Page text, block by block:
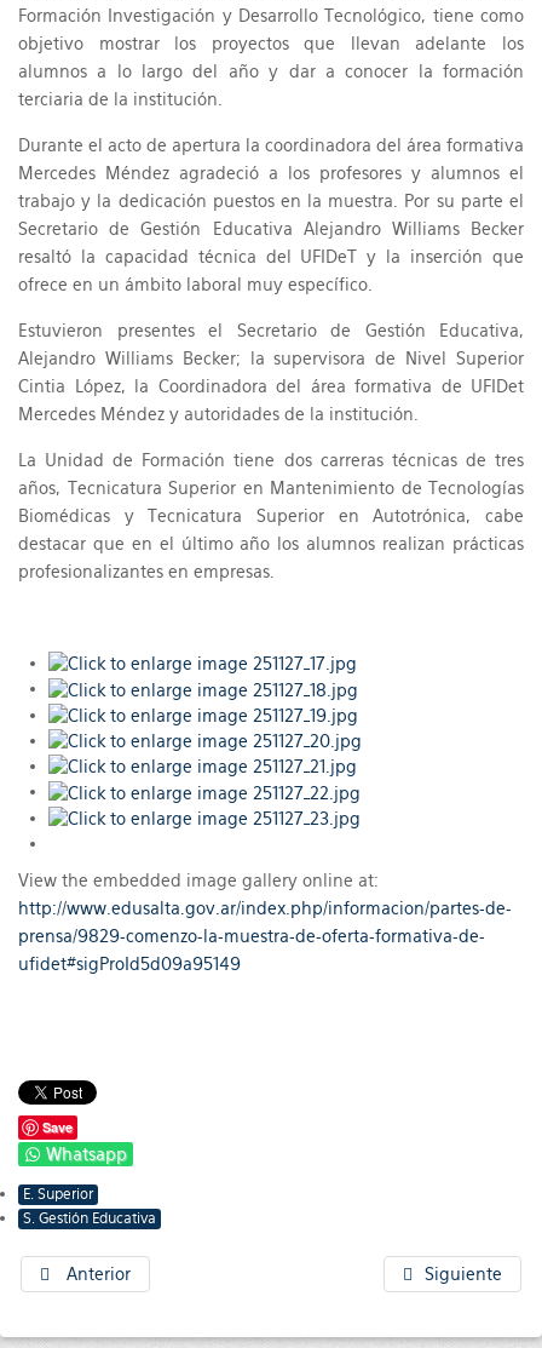
Formación Investigación y Desarrollo Tecnológico, tiene como
objetivo mostrar los proyectos que llevan adelante los
alumnos a lo largo del año y dar a conocer la formación
terciaria de la institución.
Durante el acto de apertura la coordinadora del área formativa
Mercedes Méndez agradeció a los profesores y alumnos el
trabajo y la dedicación puestos en la muestra. Por su parte el
Secretario de Gestión Educativa Alejandro Williams Becker
resaltó la capacidad técnica del UFIDeT y la inserción que
ofrece en un ámbito laboral muy específico.
Estuvieron presentes el Secretario de Gestión Educativa,
Alejandro Williams Becker; la supervisora de Nivel Superior
Cintia López, la Coordinadora del área formativa de UFIDet
Mercedes Méndez y autoridades de la institución.
La Unidad de Formación tiene dos carreras técnicas de tres
años, Tecnicatura Superior en Mantenimiento de Tecnologías
Biomédicas y Tecnicatura Superior en Autotrónica, cabe
destacar que en el último año los alumnos realizan prácticas
profesionalizantes en empresas.
View the embedded image gallery online at:
http://www.edusalta.gov.ar/index.php/informacion/partes-de-
prensa/9829-comenzo-la-muestra-de-oferta-formativa-de-
ufidet#sigProId5d09a95149
Save
Whatsapp
E. Superior
S. Gestión Educativa
Anterior Siguiente